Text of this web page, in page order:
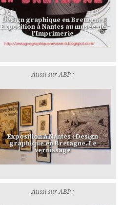
Design graphique en Bretagne.
Exposition à Nantes au musée de
l'Imprimerie
Aussi sur ABP :
Exposition à Nantes : Design
graphique en Bretagne. Le
vernissage
Aussi sur ABP :